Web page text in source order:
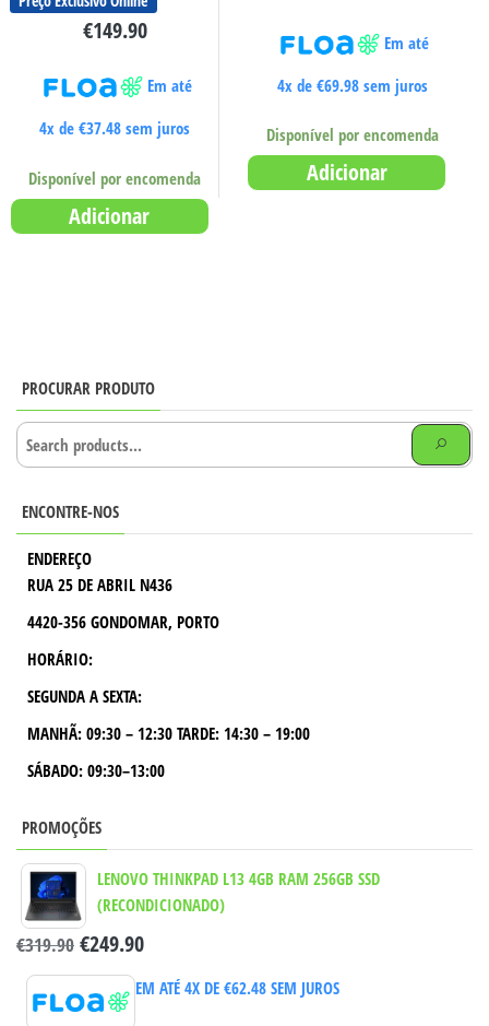
€149.90
Em até
4x de€37.48 sem juros
Disponível por encomenda
Adicionar
Em até
4x de €69.98sem juros
Disponível por encomenda
Adicionar
PROCURAR PRODUTO
ENCONTRE-NOS
ENDEREÇO
RUA 25 DE ABRIL N436
4420-356 GONDOMAR, PORTO
HORÁRIO:
SEGUNDA A SEXTA:
MANHÃ: 09:30 – 12:30 TARDE: 14:30 – 19:00
SÁBADO: 09:30–13:00
PROMOÇÕES
LENOVO THINKPAD L13 4GB RAM 256GB SSD
(RECONDICIONADO)
€319.90 €249.90
EM ATÉ 4X DE €62.48SEM JUROS